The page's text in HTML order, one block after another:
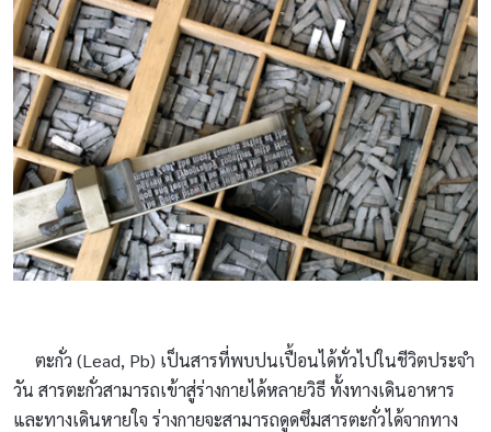
ตะกั่ว (Lead, Pb) เป็นสารที่พบปนเปื้อนได้ทั่วไปในชีวิตประจำ
วัน สารตะกั่วสามารถเข้าสู่ร่างกายได้หลายวิธี ทั้งทางเดินอาหาร
และทางเดินหายใจ ร่างกายจะสามารถดูดซึมสารตะกั่วได้จากทาง